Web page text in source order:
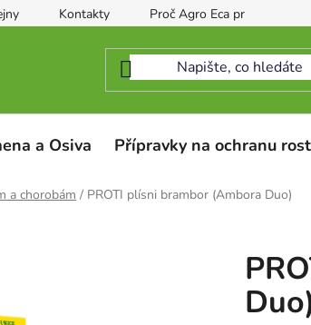
Kontakty Proč Agro Eca protect
a Osiva Přípravky na ochranu
a chorobám / PROTI plísni brambor (Ambora Duo)